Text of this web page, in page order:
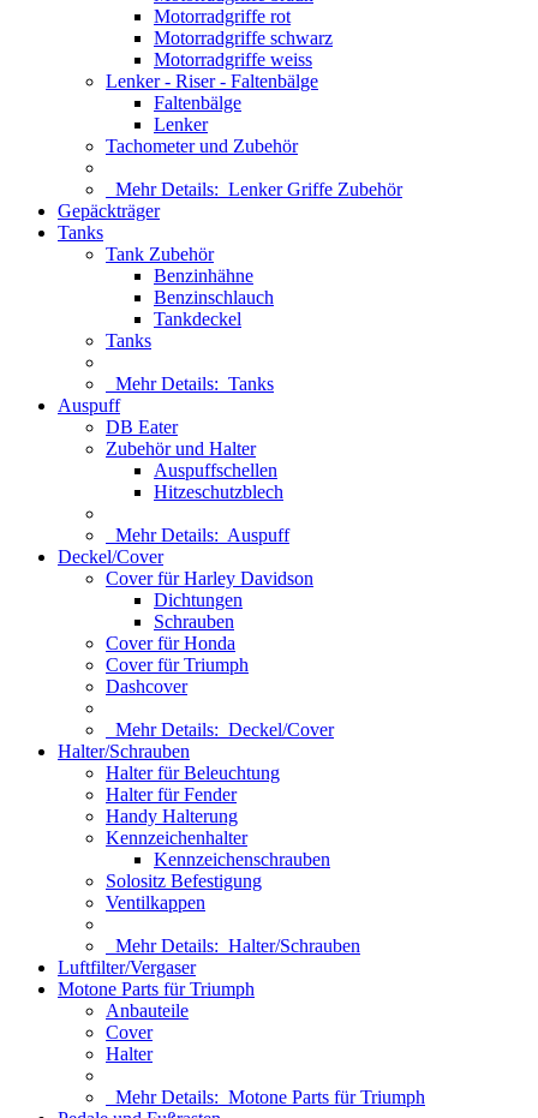
Motorradgriffe rot
Motorradgriffe schwarz
Motorradgriffe weiss
Lenker - Riser - Faltenbälge
Faltenbälge
Lenker
Tachometer und Zubehör
Mehr Details: Lenker Griffe Zubehör
Gepäckträger
Tanks
Tank Zubehör
Benzinhähne
Benzinschlauch
Tankdeckel
Tanks
Mehr Details: Tanks
Auspuff
DB Eater
Zubehör und Halter
Auspuffschellen
Hitzeschutzblech
Mehr Details: Auspuff
Deckel/Cover
Cover für Harley Davidson
Dichtungen
Schrauben
Cover für Honda
Cover für Triumph
Dashcover
Mehr Details: Deckel/Cover
Halter/Schrauben
Halter für Beleuchtung
Halter für Fender
Handy Halterung
Kennzeichenhalter
Kennzeichenschrauben
Solositz Befestigung
Ventilkappen
Mehr Details: Halter/Schrauben
Luftfilter/Vergaser
Motone Parts für Triumph
Anbauteile
Cover
Halter
Mehr Details: Motone Parts für Triumph